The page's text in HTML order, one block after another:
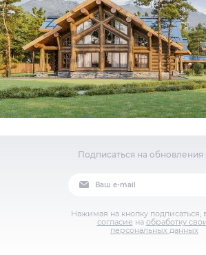
Подписаться на обновления
Нажимая на кнопку подписаться,
согласие на обработку
персональных данных